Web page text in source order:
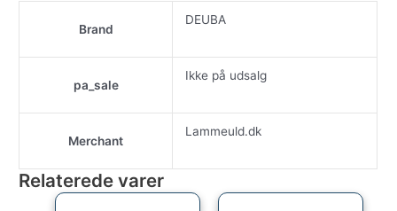
Brand
DEUBA
pa_sale
Ikke på udsalg
Merchant
Lammeuld.dk
Relaterede varer